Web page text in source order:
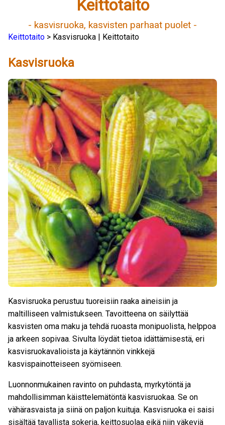
Keittotaito
- kasvisruoka, kasvisten parhaat puolet -
Keittotaito > Kasvisruoka | Keittotaito
Kasvisruoka
Kasvisruoka perustuu tuoreisiin raaka aineisiin ja
maltilliseen valmistukseen. Tavoitteena on säilyttää
kasvisten oma maku ja tehdä ruoasta monipuolista, helppoa
ja arkeen sopivaa. Sivulta löydät tietoa idättämisestä, eri
kasvisruokavalioista ja käytännön vinkkejä
kasvispainotteiseen syömiseen.
Luonnonmukainen ravinto on puhdasta, myrkytöntä ja
mahdollisimman käisttelemätöntä kasvisruokaa. Se on
vähärasvaista ja siinä on paljon kuituja. Kasvisruoka ei saisi
sisältää tavallista sokeria, keittosuolaa eikä niin väkeviä